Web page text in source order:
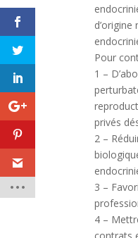
Pour
1 –
privés
2 –
3 –
4 –